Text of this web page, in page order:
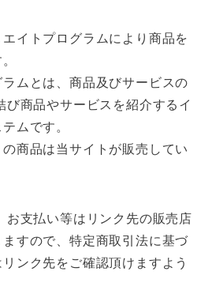
イトプログラムにより商品を
ムとは、商品及びサービスの
び商品やサービスを紹介するイ
ムです。
商品は当サイトが販売してい
お支払い等はリンク先の販売店
すので、特定商取引法に基づ
ンク先をご確認頂けますよう